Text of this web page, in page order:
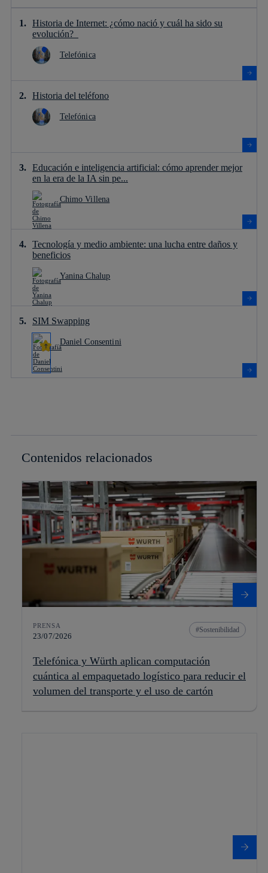
Historia de Internet: ¿cómo nació y cuál ha sido su
evolución?
Telefónica
Historia del teléfono
Telefónica
Educación e inteligencia artificial: cómo aprender mejor
en la era de la IA sin pe...
Chimo Villena
Tecnología y medio ambiente: una lucha entre daños y
beneficios
Yanina Chalup
SIM Swapping
Daniel Consentini
Contenidos relacionados
PRENSA
23/07/2026
Sostenibilidad
Telefónica y Würth aplican computación
cuántica al empaquetado logístico para reducir el
volumen del transporte y el uso de cartón